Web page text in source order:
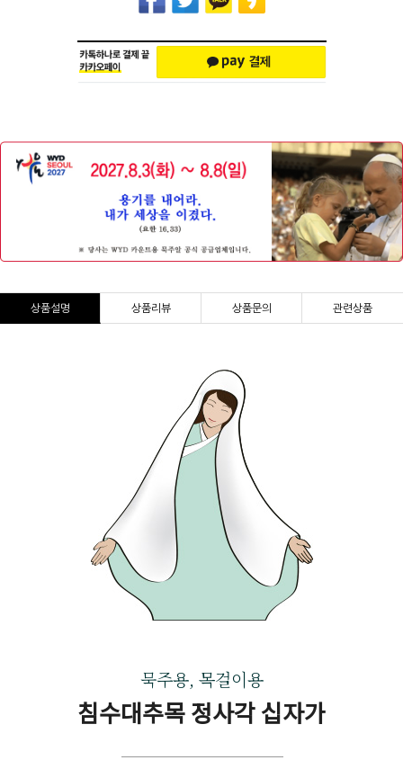
상품설명 상품리뷰 상품문의 관련상품
묵주용, 목걸이용
침수대추목 정사각 십자가